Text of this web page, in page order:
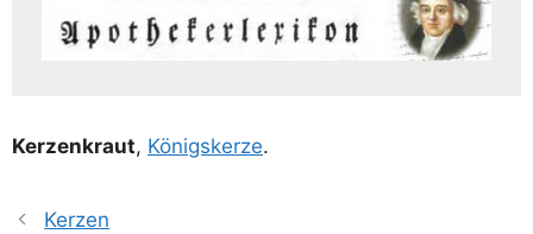
Ker­zen­kraut, Königs­ker­ze.
Kerzen